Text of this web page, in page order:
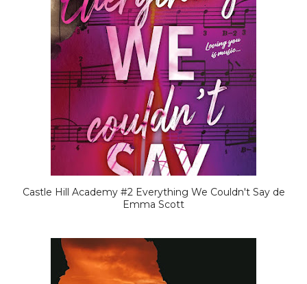
Castle Hill Academy #2 Everything We Couldn't Say de
Emma Scott